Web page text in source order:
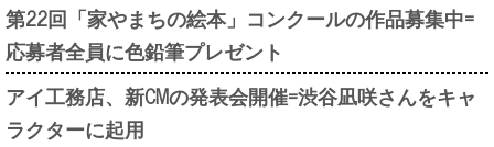
第22回「家やまちの絵本」コンクールの作品募集中=
応募者全員に色鉛筆プレゼント
アイ工務店、新CMの発表会開催=渋谷凪咲さんをキャ
ラクターに起用